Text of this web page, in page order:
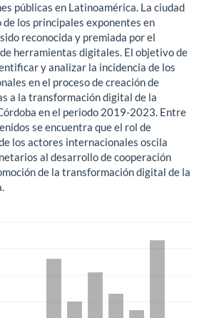
públicas en Latinoamérica. La ciudad
de los principales exponentes en
reconocida y premiada por el
herramientas digitales. El objetivo de
y analizar la incidencia de los
en el proceso de creación de
a la transformación digital de la
en el periodo 2019-2023. Entre
se encuentra que el rol de
los actores internacionales oscila
al desarrollo de cooperación
de la transformación digital de la